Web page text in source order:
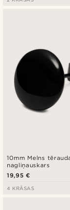
10mm Melns
nagliņauskars
19,95 €
4 KRĀSAS